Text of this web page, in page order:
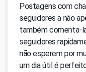
Postagens com
seguidores a não
também comenta-
seguidores
não esperem por
um dia útil é